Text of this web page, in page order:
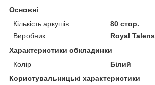
Основні
Кількість аркушів
80 стор.
Виробник
Royal Talens
Характеристики обкладинки
Колір
Білий
Користувальницькі характеристики